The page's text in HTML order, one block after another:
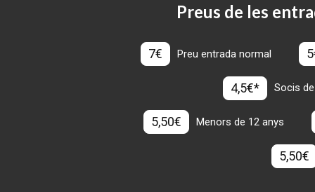
Preus de les
7€ Preu entrada normal
4,5€* Socis
5,50€ Menors de 12 anys
5,50€